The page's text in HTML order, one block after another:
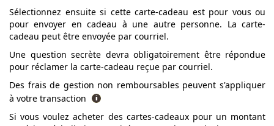
Sélectionnez ensuite si cette carte-cadeau est pour vous ou
pour envoyer en cadeau à une autre personne. La carte-
cadeau peut être envoyée par courriel.
Une question secrète devra obligatoirement être répondue
pour réclamer la carte-cadeau reçue par courriel.
Des frais de gestion non remboursables peuvent s'appliquer
à votre transaction
Si vous voulez acheter des cartes-cadeaux pour un montant